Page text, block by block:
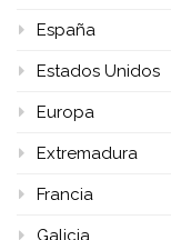
España
Estados Unidos
Europa
Extremadura
Francia
Galicia